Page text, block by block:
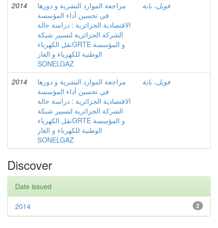
2014
مراجعة الموارد البشرية و دورها
في تحسين أداء المؤسسة
الاقتصادية الجزائرية : دراسة حالة
الشركة الجزائرية لتسيير شبكة
نقل الكهرباءGRTE و المؤسسة
الوطنية للكهرباء و الغاز
SONELGAZ
فويل، باية
2014
مراجعة الموارد البشرية و دورها
في تحسين أداء المؤسسة
الاقتصادية الجزائرية : دراسة حالة
الشركة الجزائرية لتسيير شبكة
نقل الكهرباءGRTE و المؤسسة
الوطنية للكهرباء و الغاز
SONELGAZ
فويل، باية
Discover
Date issued
2
2014